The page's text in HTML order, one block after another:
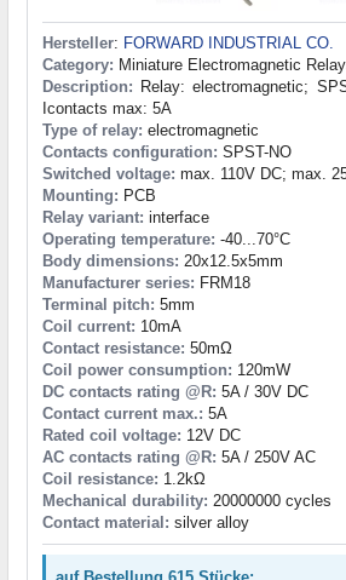
Hersteller: FORWARD INDUSTRIAL CO.
Category: Miniature Electromagnetic
Description: Relay: electromagnetic;
Icontacts max: 5A
Type of relay: electromagnetic
Contacts configuration: SPST-NO
Switched voltage: max. 110V DC; max.
Mounting: PCB
Relay variant: interface
Operating temperature: -40...70°C
Body dimensions: 20x12.5x5mm
Manufacturer series: FRM18
Terminal pitch: 5mm
Coil current: 10mA
Contact resistance: 50mΩ
Coil power consumption: 120mW
DC contacts rating @R: 5A / 30V DC
Contact current max.: 5A
Rated coil voltage: 12V DC
AC contacts rating @R: 5A / 250V AC
Coil resistance: 1.2kΩ
Mechanical durability: 20000000 cycles
Contact material: silver alloy